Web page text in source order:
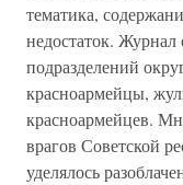
тематика,
недостаток.
подразделений
красноармейцы,
красноармейцев.
врагов Советской
уделялось